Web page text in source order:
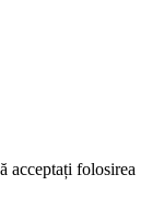
acceptați folosirea